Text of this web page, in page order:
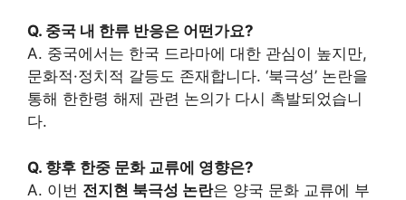
Q. 중국 내 한류 반응은 어떤가요?
A. 중국에서는 한국 드라마에 대한 관심이 높지만,
문화적·정치적 갈등도 존재합니다. ‘북극성’ 논란을
통해 한한령 해제 관련 논의가 다시 촉발되었습니
다.
Q. 향후 한중 문화 교류에 영향은?
A. 이번 전지현 북극성 논란은 양국 문화 교류에 부